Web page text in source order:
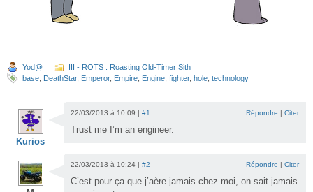
Yod@
III - ROTS : Roasting Old-Timer Sith
base DeathStar, Emperor, Empire Engine fighter, hole technology
Kurios
22/03/2013 à 10:09 | #1 Répondre | Citer
Trust me I’m an engineer.
22/03/2013 à 10:24 | #2 Répondre | Citer
C’est pour ça que j’aère jamais chez moi, on sait jamais